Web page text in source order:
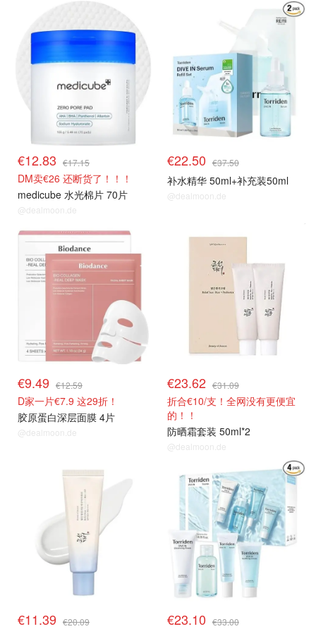
€12.83 €17.15
DM卖€26 还断货了！！！
medicube 水光棉片 70片
@dealmoon.de
€22.50 €37.50
补水精华 50ml+补充装50ml
@dealmoon.de
€9.49 €12.59
D家一片€7.9 这29折！
胶原蛋白深层面膜 4片
@dealmoon.de
€23.62 €31.09
折合€10/支！全网没有更便宜
的！！
防晒霜套装 50ml*2
@dealmoon.de
€11.39 €20.09 €23.10 €33.00